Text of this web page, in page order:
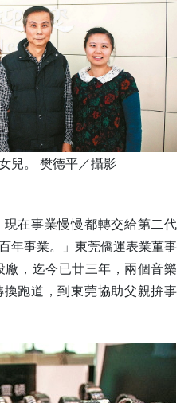
兒。 樊德平／攝影
現在事業慢慢都轉交給第二代
年事業。」東莞僑運表業董事
，迄今已廿三年，兩個音樂
跑道，到東莞協助父親拚事